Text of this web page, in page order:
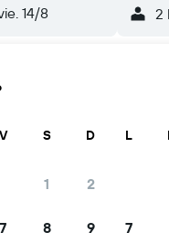
14/8 2
V S D
1 2
7 8 9
L
7